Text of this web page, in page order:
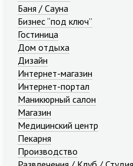
Баня / Сауна
Бизнес “под ключ”
Гостиница
Дом отдыха
Дизайн
Интернет-магазин
Интернет-портал
Маникюрный салон
Магазин
Медицинский центр
Пекарня
Производство